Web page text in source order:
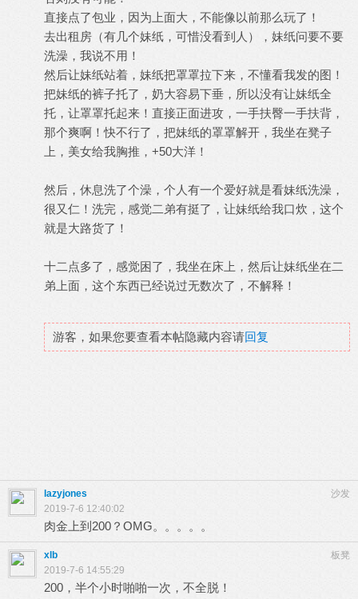
直接点了包业，因为上面大，不能像以前那么玩了！
去出租房（有几个妹纸，可惜没看到人），妹纸问要不要
洗澡，我说不用！
然后让妹纸站着，妹纸把罩罩拉下来，不懂看我发的图！
把妹纸的裤子托了，奶大容易下垂，所以没有让妹纸全
托，让罩罩托起来！直接正面进攻，一手扶臀一手扶背，
那个爽啊！快不行了，把妹纸的罩罩解开，我坐在凳子
上，美女给我胸推，+50大洋！
然后，休息洗了个澡，个人有一个爱好就是看妹纸洗澡，
很又仁！洗完，感觉二弟有挺了，让妹纸给我口炊，这个
就是大路货了！
十二点多了，感觉困了，我坐在床上，然后让妹纸坐在二
弟上面，这个东西已经说过无数次了，不解释！
游客，如果您要查看本帖隐藏内容请回复
沙发
lazyjones
2019-7-6 12:40:02
肉金上到200？OMG。。。。。
板凳
xlb
2019-7-6 14:55:29
200，半个小时啪啪一次，不全脱！